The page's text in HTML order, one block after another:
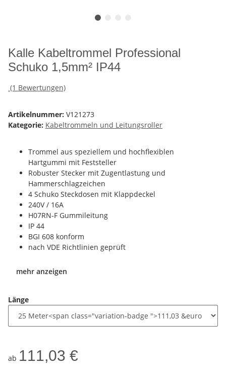
Kalle Kabeltrommel Professional
Schuko 1,5mm² IP44
(1 Bewertungen)
Artikelnummer: V121273
Kategorie: Kabeltrommeln und Leitungsroller
Trommel aus speziellem und hochflexiblen
Hartgummi mit Feststeller
Robuster Stecker mit Zugentlastung und
Hammerschlagzeichen
4 Schuko Steckdosen mit Klappdeckel
240V / 16A
H07RN-F Gummileitung
IP 44
BGI 608 konform
nach VDE Richtlinien geprüft
mehr anzeigen
Länge
ab 111,03 €